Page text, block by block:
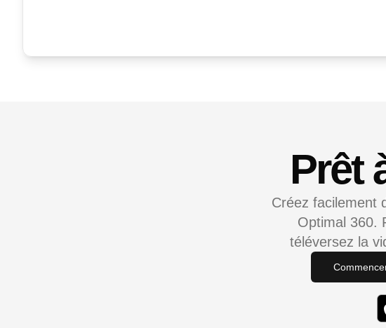
Prêt
Créez facilement
Optimal 360.
téléversez la